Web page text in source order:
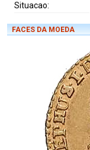
Situacao:
FACES DA MOEDA